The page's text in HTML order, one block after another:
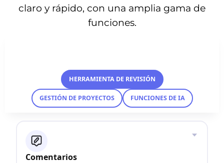
claro y rápido, con una amplia gama de
funciones.
HERRAMIENTA DE REVISIÓN
GESTIÓN DE PROYECTOS FUNCIONES DE IA
Comentarios